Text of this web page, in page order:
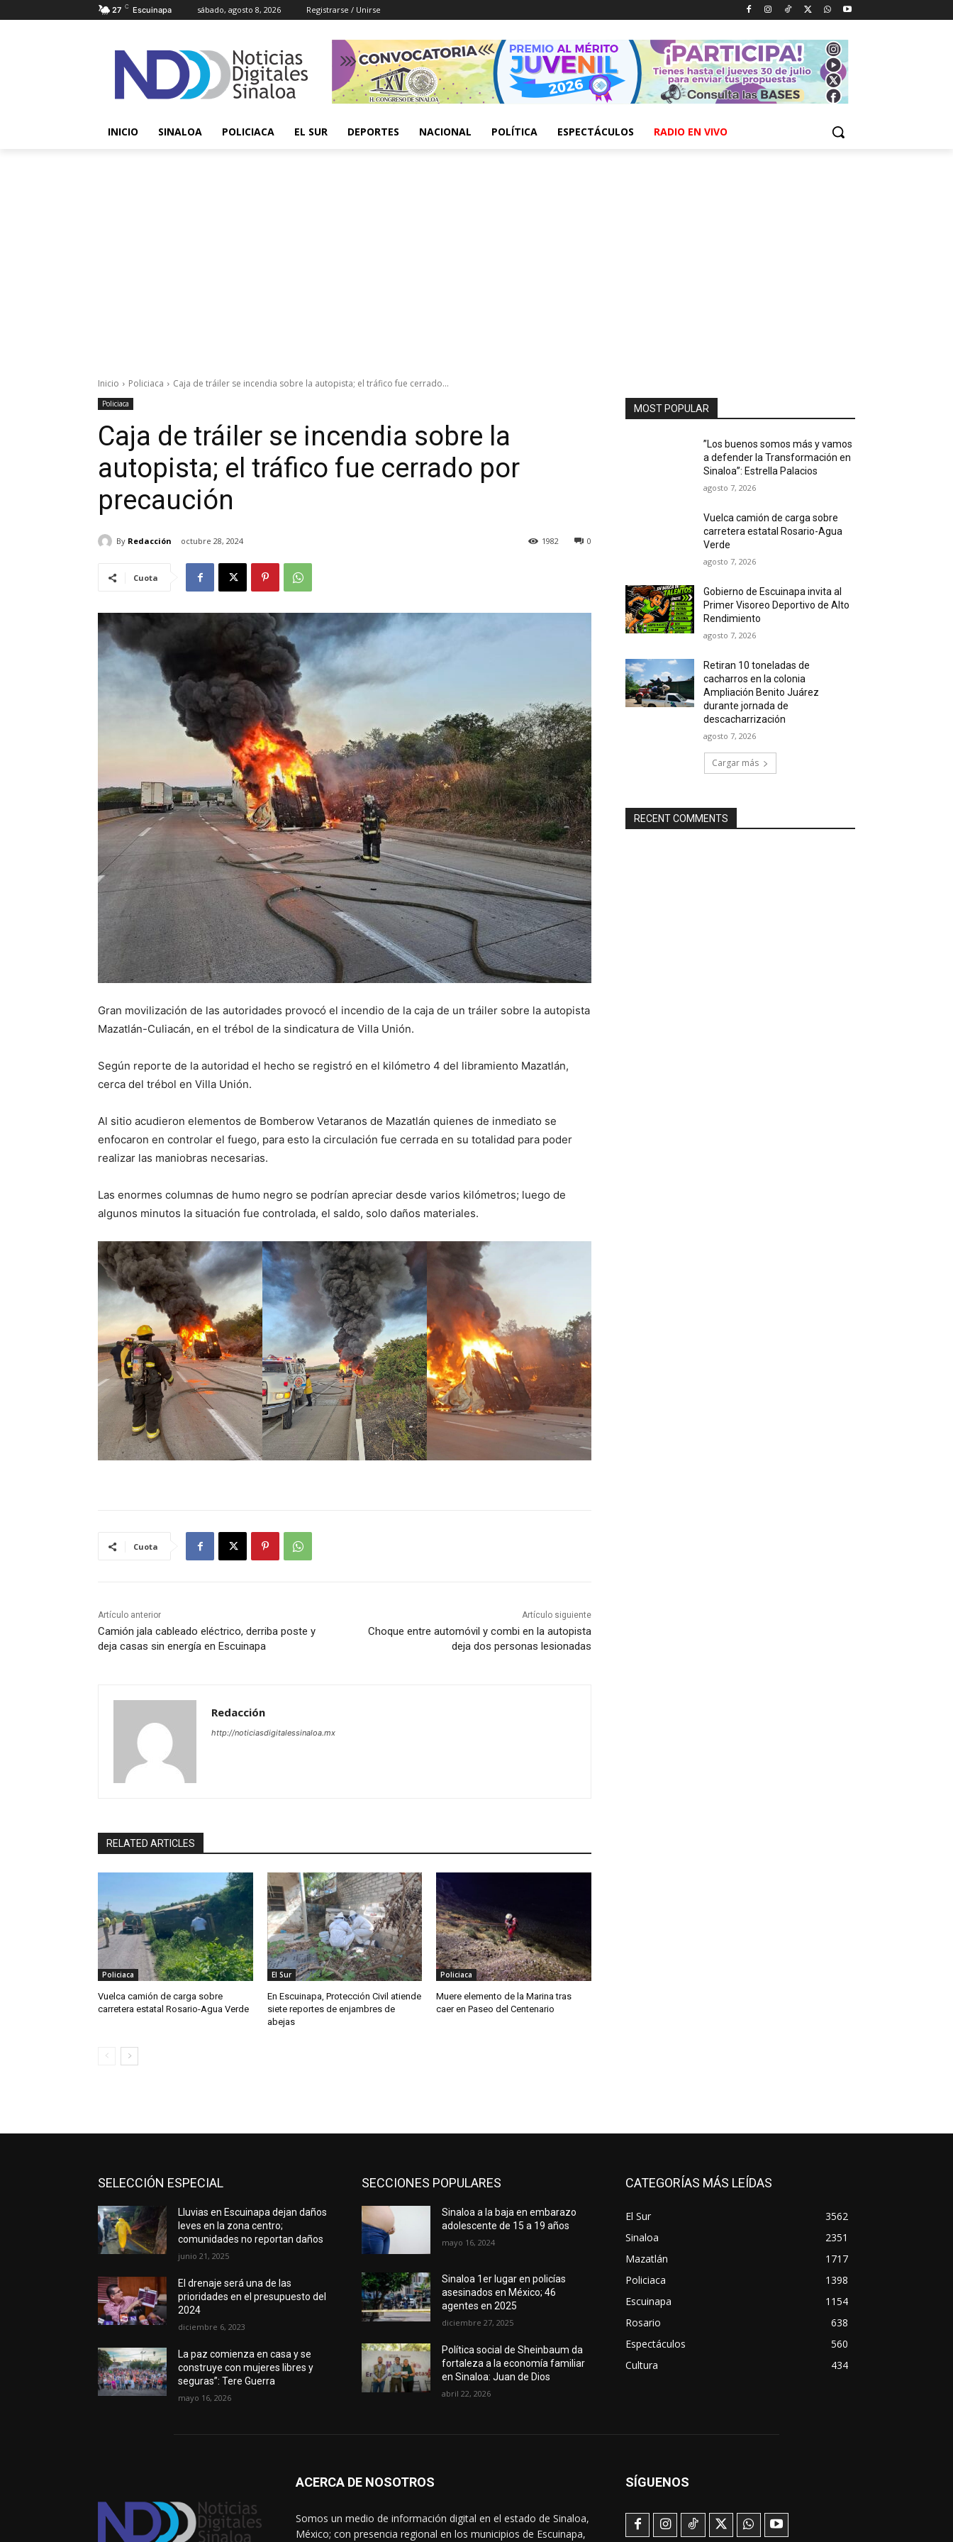
27 C Escuinapa sábado, agosto 8, 2026 Registrarse / Unirse
INICIO SINALOA POLICIACA EL SUR DEPORTES NACIONAL POLÍTICA ESPECTÁCULOS RADIO EN VIVO
Inicio Policiaca Caja de tráiler se incendia sobre la autopista; el tráfico fue cerrado...
Policiaca
Caja de tráiler se incendia sobre la
autopista; el tráfico fue cerrado por
precaución
By Redacción octubre 28, 2024 0
1982
Cuota
Gran movilización de las autoridades provocó el incendio de la caja de un tráiler sobre la autopista
Mazatlán-Culiacán, en el trébol de la sindicatura de Villa Unión.
Según reporte de la autoridad el hecho se registró en el kilómetro 4 del libramiento Mazatlán,
cerca del trébol en Villa Unión.
Al sitio acudieron elementos de Bomberow Vetaranos de Mazatlán quienes de inmediato se
enfocaron en controlar el fuego, para esto la circulación fue cerrada en su totalidad para poder
realizar las maniobras necesarias.
Las enormes columnas de humo negro se podrían apreciar desde varios kilómetros; luego de
algunos minutos la situación fue controlada, el saldo, solo daños materiales.
Cuota
Artículo anterior
Camión jala cableado eléctrico, derriba poste y
deja casas sin energía en Escuinapa
Artículo siguiente
Choque entre automóvil y combi en la autopista
deja dos personas lesionadas
Redacción
http://noticiasdigitalessinaloa.mx
RELATED ARTICLES
Policiaca
Vuelca camión de carga sobre
carretera estatal Rosario-Agua Verde
El Sur
En Escuinapa, Protección Civil atiende
siete reportes de enjambres de
abejas
Policiaca
Muere elemento de la Marina tras
caer en Paseo del Centenario
MOST POPULAR
”Los buenos somos más y vamos
a defender la Transformación en
Sinaloa”: Estrella Palacios
agosto 7, 2026
Vuelca camión de carga sobre
carretera estatal Rosario-Agua
Verde
agosto 7, 2026
Gobierno de Escuinapa invita al
Primer Visoreo Deportivo de Alto
Rendimiento
agosto 7, 2026
Retiran 10 toneladas de
cacharros en la colonia
Ampliación Benito Juárez
durante jornada de
descacharrización
agosto 7, 2026
Cargar más
RECENT COMMENTS
SELECCIÓN ESPECIAL
Lluvias en Escuinapa dejan daños
leves en la zona centro;
comunidades no reportan daños
junio 21, 2025
El drenaje será una de las
prioridades en el presupuesto del
2024
diciembre 6, 2023
La paz comienza en casa y se
construye con mujeres libres y
seguras”: Tere Guerra
mayo 16, 2026
SECCIONES POPULARES
Sinaloa a la baja en embarazo
adolescente de 15 a 19 años
mayo 16, 2024
Sinaloa 1er lugar en policías
asesinados en México; 46
agentes en 2025
diciembre 27, 2025
Política social de Sheinbaum da
fortaleza a la economía familiar
en Sinaloa: Juan de Dios
abril 22, 2026
CATEGORÍAS MÁS LEÍDAS
El Sur
3562
Sinaloa
2351
Mazatlán
1717
Policiaca
1398
Escuinapa
1154
Rosario
638
Espectáculos
560
Cultura
434
ACERCA DE NOSOTROS
Somos un medio de información digital en el estado de Sinaloa,
México; con presencia regional en los municipios de Escuinapa,
SÍGUENOS